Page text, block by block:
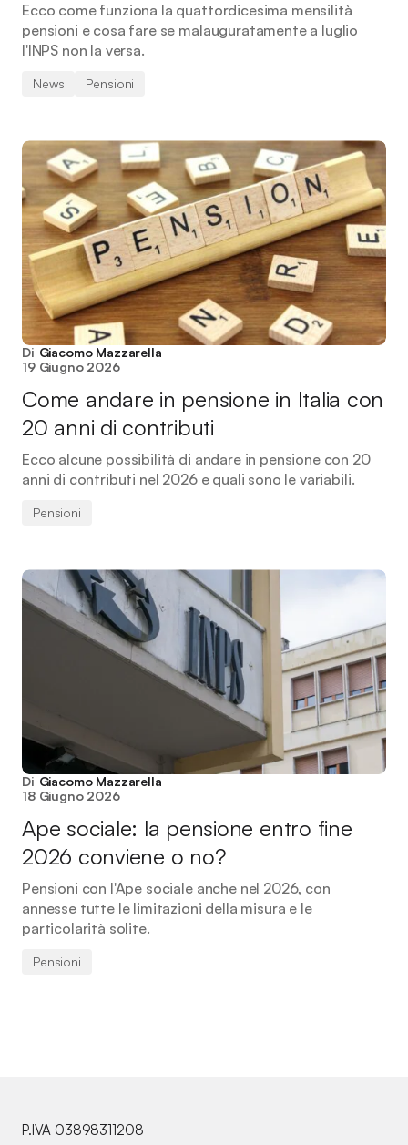
Ecco come funziona la quattordicesima mensilità
pensioni e cosa fare se malauguratamente a luglio
l'INPS non la versa.
News Pensioni
Di Giacomo Mazzarella
19 Giugno 2026
Come andare in pensione in Italia con
20 anni di contributi
Ecco alcune possibilità di andare in pensione con 20
anni di contributi nel 2026 e quali sono le variabili.
Pensioni
Di Giacomo Mazzarella
18 Giugno 2026
Ape sociale: la pensione entro fine
2026 conviene o no?
Pensioni con l'Ape sociale anche nel 2026, con
annesse tutte le limitazioni della misura e le
particolarità solite.
Pensioni
P.IVA 03898311208